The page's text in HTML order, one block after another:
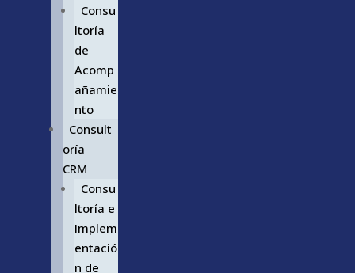
Consu
ltoría
de
Acomp
añamie
nto
Consult
oría
CRM
Consu
ltoría e
Implem
entació
n de